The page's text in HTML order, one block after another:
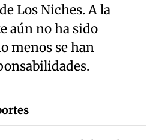
Los Niches. A la
aún no ha sido
menos se han